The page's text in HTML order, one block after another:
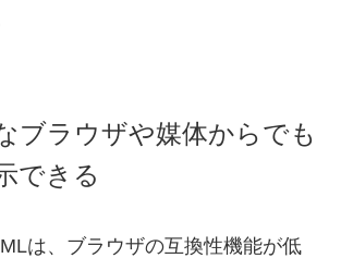
ラウザや媒体からでも
できる
は、ブラウザの互換性機能が低